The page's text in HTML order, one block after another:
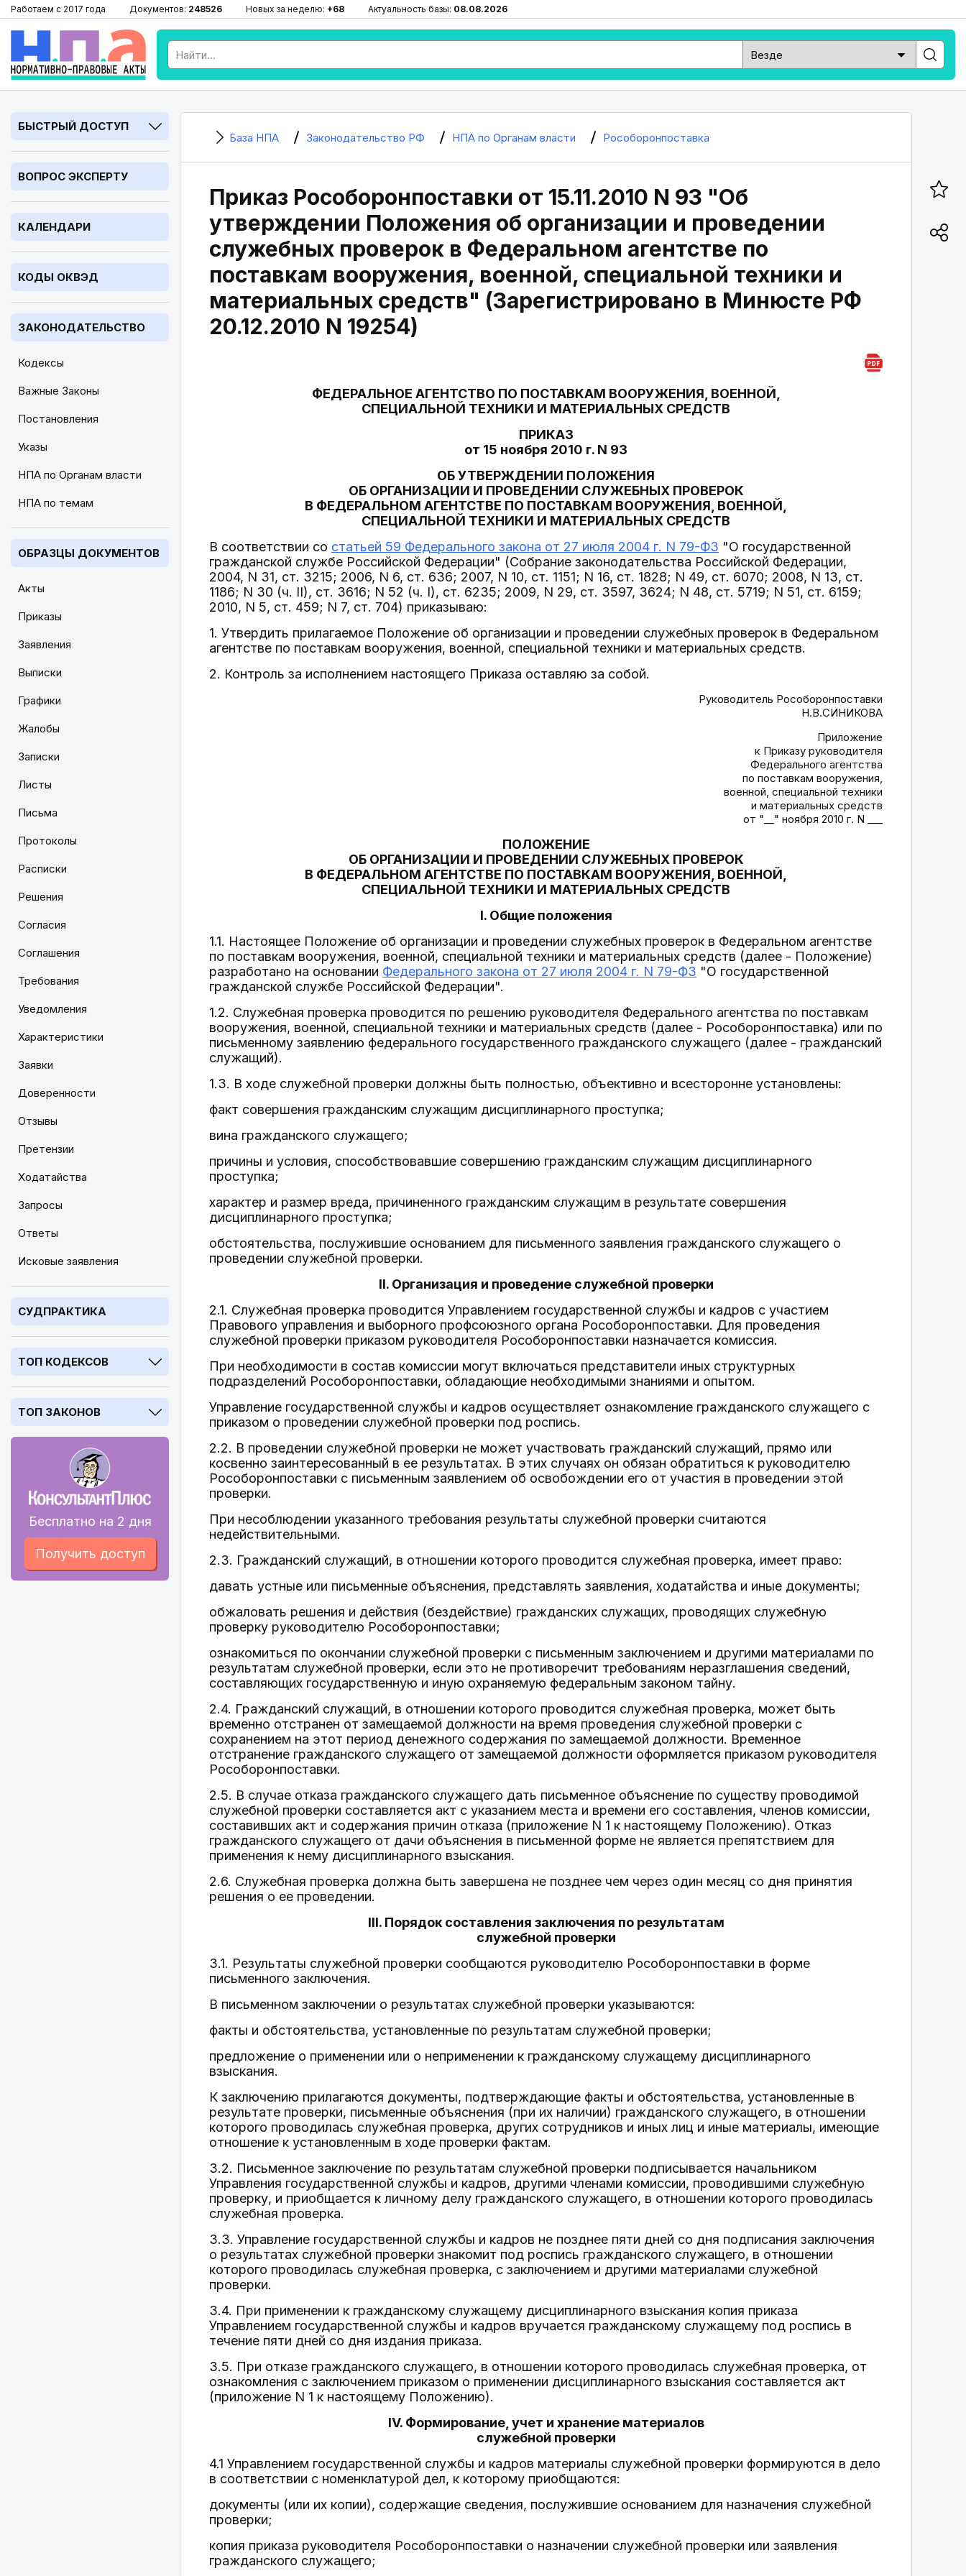
Работаем с 2017 года Документов: 248526 Новых за неделю: +68 Актуальность базы: 08.08.2026
БЫСТРЫЙ ДОСТУП
ВОПРОС ЭКСПЕРТУ
КАЛЕНДАРИ
КОДЫ ОКВЭД
ЗАКОНОДАТЕЛЬСТВО
Кодексы
Важные Законы
Постановления
Указы
НПА по Органам власти
НПА по темам
ОБРАЗЦЫ ДОКУМЕНТОВ
Акты
Приказы
Заявления
Выписки
Графики
Жалобы
Записки
Листы
Письма
Протоколы
Расписки
Решения
Согласия
Соглашения
Требования
Уведомления
Характеристики
Заявки
Доверенности
Отзывы
Претензии
Ходатайства
Запросы
Ответы
Исковые заявления
СУДПРАКТИКА
ТОП КОДЕКСОВ
ТОП ЗАКОНОВ
Бесплатно на 2 дня
Получить доступ
База НПА Законодательство РФ НПА по Органам власти Рособоронпоставка
Приказ Рособоронпоставки от 15.11.2010 N 93 "Об
утверждении Положения об организации и проведении
служебных проверок в Федеральном агентстве по
поставкам вооружения, военной, специальной техники и
материальных средств" (Зарегистрировано в Минюсте РФ
20.12.2010 N 19254)
ФЕДЕРАЛЬНОЕ АГЕНТСТВО ПО ПОСТАВКАМ ВООРУЖЕНИЯ, ВОЕННОЙ,
СПЕЦИАЛЬНОЙ ТЕХНИКИ И МАТЕРИАЛЬНЫХ СРЕДСТВ
ПРИКАЗ
от 15 ноября 2010 г. N 93
ОБ УТВЕРЖДЕНИИ ПОЛОЖЕНИЯ
ОБ ОРГАНИЗАЦИИ И ПРОВЕДЕНИИ СЛУЖЕБНЫХ ПРОВЕРОК
В ФЕДЕРАЛЬНОМ АГЕНТСТВЕ ПО ПОСТАВКАМ ВООРУЖЕНИЯ, ВОЕННОЙ,
СПЕЦИАЛЬНОЙ ТЕХНИКИ И МАТЕРИАЛЬНЫХ СРЕДСТВ
В соответствии со статьей 59 Федерального закона от 27 июля 2004 г. N 79-ФЗ "О государственной
гражданской службе Российской Федерации" (Собрание законодательства Российской Федерации,
2004, N 31, ст. 3215; 2006, N 6, ст. 636; 2007, N 10, ст. 1151; N 16, ст. 1828; N 49, ст. 6070; 2008, N 13, ст.
1186; N 30 (ч. II), ст. 3616; N 52 (ч. I), ст. 6235; 2009, N 29, ст. 3597, 3624; N 48, ст. 5719; N 51, ст. 6159;
2010, N 5, ст. 459; N 7, ст. 704) приказываю:
1. Утвердить прилагаемое Положение об организации и проведении служебных проверок в Федеральном
агентстве по поставкам вооружения, военной, специальной техники и материальных средств.
2. Контроль за исполнением настоящего Приказа оставляю за собой.
Руководитель Рособоронпоставки
Н.В.СИНИКОВА
Приложение
к Приказу руководителя
Федерального агентства
по поставкам вооружения,
военной, специальной техники
и материальных средств
от "__" ноября 2010 г. N ___
ПОЛОЖЕНИЕ
ОБ ОРГАНИЗАЦИИ И ПРОВЕДЕНИИ СЛУЖЕБНЫХ ПРОВЕРОК
В ФЕДЕРАЛЬНОМ АГЕНТСТВЕ ПО ПОСТАВКАМ ВООРУЖЕНИЯ, ВОЕННОЙ,
СПЕЦИАЛЬНОЙ ТЕХНИКИ И МАТЕРИАЛЬНЫХ СРЕДСТВ
I. Общие положения
1.1. Настоящее Положение об организации и проведении служебных проверок в Федеральном агентстве
по поставкам вооружения, военной, специальной техники и материальных средств (далее - Положение)
разработано на основании Федерального закона от 27 июля 2004 г. N 79-ФЗ "О государственной
гражданской службе Российской Федерации".
1.2. Служебная проверка проводится по решению руководителя Федерального агентства по поставкам
вооружения, военной, специальной техники и материальных средств (далее - Рособоронпоставка) или по
письменному заявлению федерального государственного гражданского служащего (далее - гражданский
служащий).
1.3. В ходе служебной проверки должны быть полностью, объективно и всесторонне установлены:
факт совершения гражданским служащим дисциплинарного проступка;
вина гражданского служащего;
причины и условия, способствовавшие совершению гражданским служащим дисциплинарного
проступка;
характер и размер вреда, причиненного гражданским служащим в результате совершения
дисциплинарного проступка;
обстоятельства, послужившие основанием для письменного заявления гражданского служащего о
проведении служебной проверки.
II. Организация и проведение служебной проверки
2.1. Служебная проверка проводится Управлением государственной службы и кадров с участием
Правового управления и выборного профсоюзного органа Рособоронпоставки. Для проведения
служебной проверки приказом руководителя Рособоронпоставки назначается комиссия.
При необходимости в состав комиссии могут включаться представители иных структурных
подразделений Рособоронпоставки, обладающие необходимыми знаниями и опытом.
Управление государственной службы и кадров осуществляет ознакомление гражданского служащего с
приказом о проведении служебной проверки под роспись.
2.2. В проведении служебной проверки не может участвовать гражданский служащий, прямо или
косвенно заинтересованный в ее результатах. В этих случаях он обязан обратиться к руководителю
Рособоронпоставки с письменным заявлением об освобождении его от участия в проведении этой
проверки.
При несоблюдении указанного требования результаты служебной проверки считаются
недействительными.
2.3. Гражданский служащий, в отношении которого проводится служебная проверка, имеет право:
давать устные или письменные объяснения, представлять заявления, ходатайства и иные документы;
обжаловать решения и действия (бездействие) гражданских служащих, проводящих служебную
проверку руководителю Рособоронпоставки;
ознакомиться по окончании служебной проверки с письменным заключением и другими материалами по
результатам служебной проверки, если это не противоречит требованиям неразглашения сведений,
составляющих государственную и иную охраняемую федеральным законом тайну.
2.4. Гражданский служащий, в отношении которого проводится служебная проверка, может быть
временно отстранен от замещаемой должности на время проведения служебной проверки с
сохранением на этот период денежного содержания по замещаемой должности. Временное
отстранение гражданского служащего от замещаемой должности оформляется приказом руководителя
Рособоронпоставки.
2.5. В случае отказа гражданского служащего дать письменное объяснение по существу проводимой
служебной проверки составляется акт с указанием места и времени его составления, членов комиссии,
составивших акт и содержания причин отказа (приложение N 1 к настоящему Положению). Отказ
гражданского служащего от дачи объяснения в письменной форме не является препятствием для
применения к нему дисциплинарного взыскания.
2.6. Служебная проверка должна быть завершена не позднее чем через один месяц со дня принятия
решения о ее проведении.
III. Порядок составления заключения по результатам
служебной проверки
3.1. Результаты служебной проверки сообщаются руководителю Рособоронпоставки в форме
письменного заключения.
В письменном заключении о результатах служебной проверки указываются:
факты и обстоятельства, установленные по результатам служебной проверки;
предложение о применении или о неприменении к гражданскому служащему дисциплинарного
взыскания.
К заключению прилагаются документы, подтверждающие факты и обстоятельства, установленные в
результате проверки, письменные объяснения (при их наличии) гражданского служащего, в отношении
которого проводилась служебная проверка, других сотрудников и иных лиц и иные материалы, имеющие
отношение к установленным в ходе проверки фактам.
3.2. Письменное заключение по результатам служебной проверки подписывается начальником
Управления государственной службы и кадров, другими членами комиссии, проводившими служебную
проверку, и приобщается к личному делу гражданского служащего, в отношении которого проводилась
служебная проверка.
3.3. Управление государственной службы и кадров не позднее пяти дней со дня подписания заключения
о результатах служебной проверки знакомит под роспись гражданского служащего, в отношении
которого проводилась служебная проверка, с заключением и другими материалами служебной
проверки.
3.4. При применении к гражданскому служащему дисциплинарного взыскания копия приказа
Управлением государственной службы и кадров вручается гражданскому служащему под роспись в
течение пяти дней со дня издания приказа.
3.5. При отказе гражданского служащего, в отношении которого проводилась служебная проверка, от
ознакомления с заключением приказом о применении дисциплинарного взыскания составляется акт
(приложение N 1 к настоящему Положению).
IV. Формирование, учет и хранение материалов
служебной проверки
4.1 Управлением государственной службы и кадров материалы служебной проверки формируются в дело
в соответствии с номенклатурой дел, к которому приобщаются:
документы (или их копии), содержащие сведения, послужившие основанием для назначения служебной
проверки;
копия приказа руководителя Рособоронпоставки о назначении служебной проверки или заявления
гражданского служащего;